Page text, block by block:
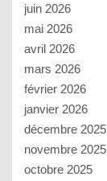
juin 2026
mai 2026
avril 2026
mars 2026
février 2026
janvier 2026
décembre 2025
novembre 2025
octobre 2025